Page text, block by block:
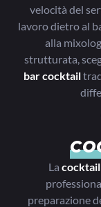
velocità del
lavoro dietro al
alla
strutturata,
bar cocktail
La
preparazione